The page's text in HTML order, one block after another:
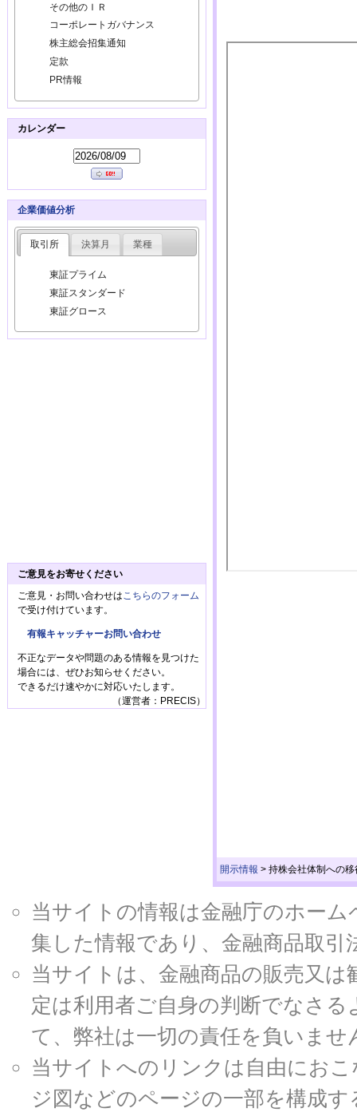
開示情報 > 持株会社体制への
その他のＩＲ
コーポレートガバナンス
株主総会招集通知
定款
PR情報
カレンダー
企業価値分析
取引所 決算月 業種
東証プライム
東証スタンダード
東証グロース
ご意見をお寄せください
ご意見・お問い合わせは こちらのフォーム
で受け付けています。
有報キャッチャーお問い合わせ
不正なデータや問題のある情報を見つけた
場合には、ぜひお知らせください。
できるだけ速やかに対応いたします。
（運営者：PRECIS）
当サイトの情報は金融庁のホー
集した情報であり、金融商品取
当サイトは、金融商品の販売又
定は利用者ご自身の判断でなさ
て、弊社は一切の責任を負いませ
当サイトへのリンクは自由にお
ジ図などのページの一部を構成